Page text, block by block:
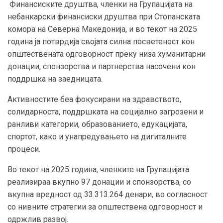
Финансиските друштва, членки на Групацијата на
небанкарски финансиски друштва при Стопанската
комора на Северна Македонија, и во текот на 2025
година ја потврдија својата силна посветеност кон
општествената одговорност преку низа хуманитарни
донации, спонзорства и партнерства насочени кон
поддршка на заедницата.
Активностите беа фокусирани на здравството,
солидарноста, поддршката на социјално загрозени и
ранливи категории, образованието, едукацијата,
спортот, како и унапредувањето на дигиталните
процеси.
Во текот на 2025 година, членките на Групацијата
реализираа вкупно 97 донации и спонзорства, со
вкупна вредност од 33.313.264 денари, во согласност
со нивните стратегии за општествена одговорност и
одржлив развој.